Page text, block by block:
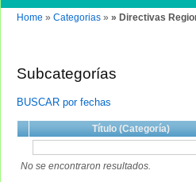
Home » Categorias » » Directivas
Subcategorías
BUSCAR por fechas
Título (Categoría)
No se encontraron resultados.